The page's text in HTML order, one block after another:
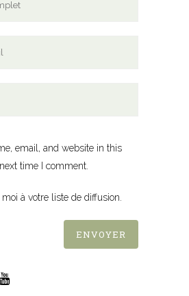
email, and website in this
time I comment.
à votre liste de diffusion.